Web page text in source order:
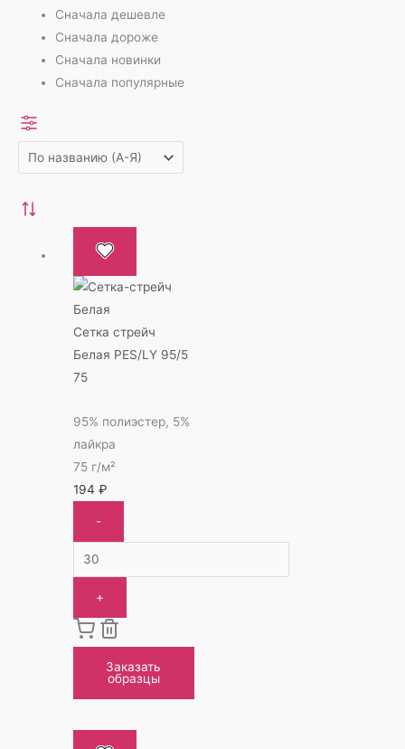
Сначала дешевле
Сначала дороже
Сначала новинки
Сначала популярные
Сетка стрейч
Белая PES/LY 95/5
75
95% полиэстер, 5%
лайкра
75 г/м²
194₽
-
+
Заказать
образцы